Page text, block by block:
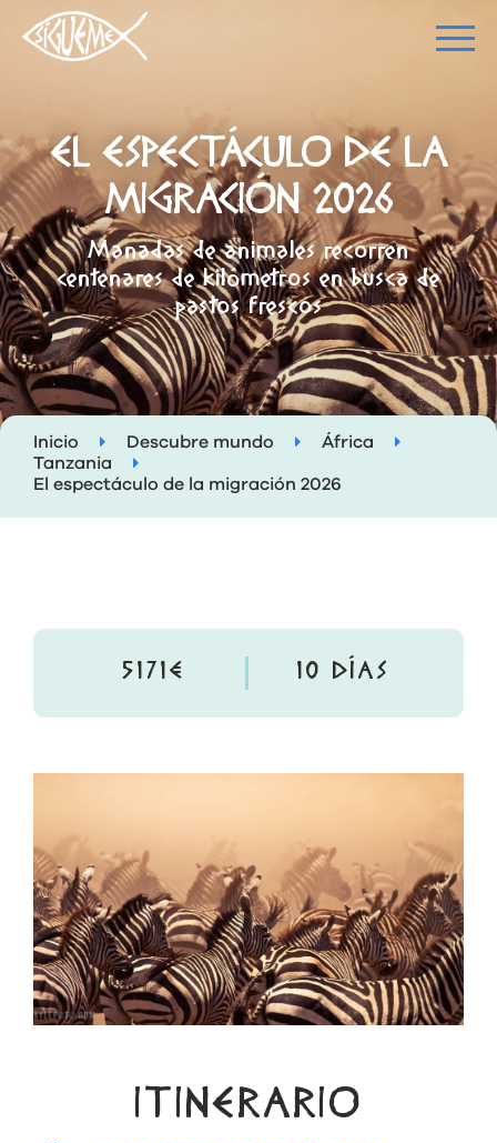
EL ESPECTÁCULO DE LA
MIGRACIÓN 2026
Manadas de animales recorren
centenares de kilómetros en busca de
pastos frescos
Inicio Descubre mundo
África
Tanzania
El espectáculo de la migración 2026
5171€ 10 DÍAS
ITINERARIO